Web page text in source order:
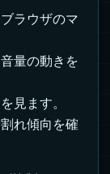
ラウザのマ
量の動きを
見ます。
れ傾向を確